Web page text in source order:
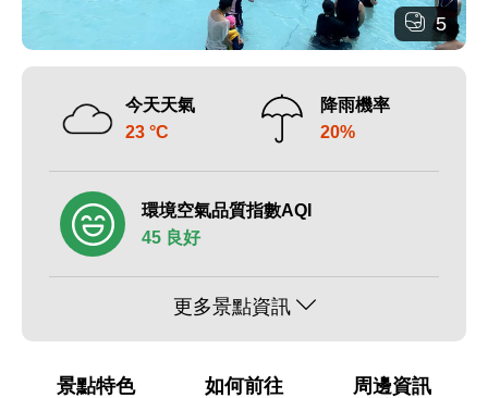
5
今天天氣
23 °C
降雨機率
20%
環境空氣品質指數AQI
45 良好
更多景點資訊
景點特色 如何前往 周邊資訊